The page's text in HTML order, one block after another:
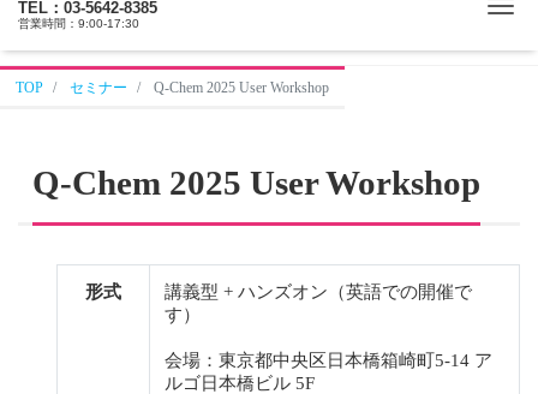
TEL：03-5642-8385
営業時間：9:00-17:30
TOP セミナー Q-Chem 2025 User Workshop
Q-Chem 2025 User Workshop
形式
講義型 + ハンズオン（英語での開催で
す）
会場：東京都中央区日本橋箱崎町5-14 ア
ルゴ日本橋ビル 5F